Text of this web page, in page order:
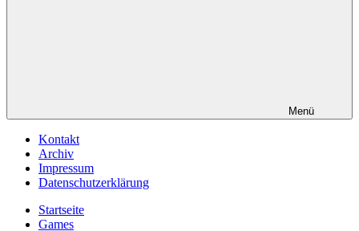
Menü
Kontakt
Archiv
Impressum
Datenschutzerklärung
Startseite
Games